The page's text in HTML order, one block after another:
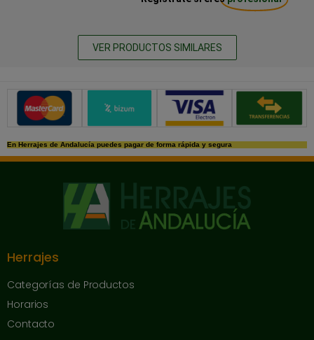
VER PRODUCTOS SIMILARES
Métodos de pago seguros
En Herrajes de Andalucía puedes pagar de forma rápida y segura
Herrajes
Categorías de Productos
Horarios
Contacto